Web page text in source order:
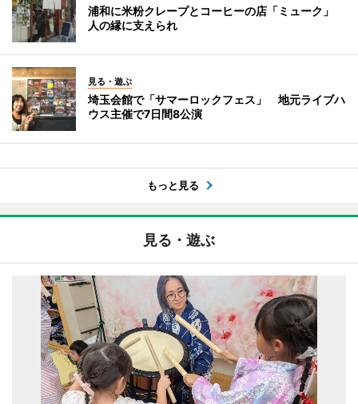
浦和に米粉クレープとコーヒーの店「ミューク」
人の縁に支えられ
見る・遊ぶ
埼玉会館で「サマーロックフェス」 地元ライブハ
ウス主催で7日間8公演
もっと見る
見る・遊ぶ